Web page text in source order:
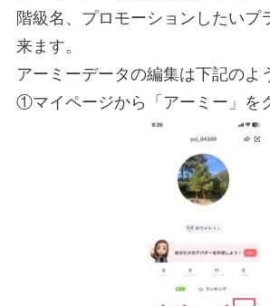
階級名、プロモーションしたいプ
来ます。
アーミーデータの編集は下記のよ
①マイページから「アーミー」を